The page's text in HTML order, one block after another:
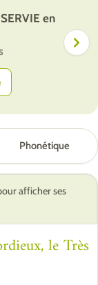
en
Phonétique
afficher ses
le Très